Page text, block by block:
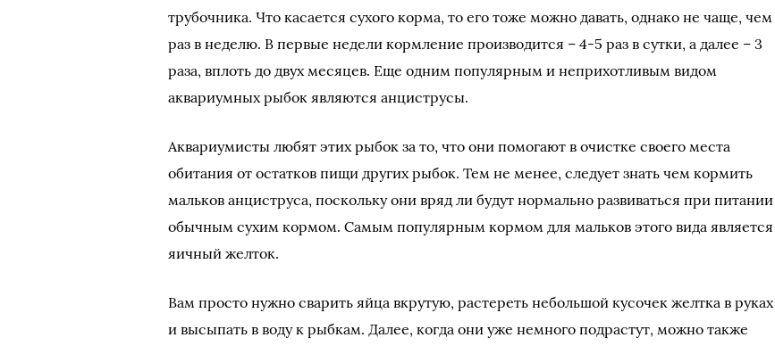
трубочника. Что касается сухого корма, то его тоже можно давать, однако не чаще, чем
раз в неделю. В первые недели кормление производится – 4-5 раз в сутки, а далее – 3
раза, вплоть до двух месяцев. Еще одним популярным и неприхотливым видом
аквариумных рыбок являются анциструсы.
Аквариумисты любят этих рыбок за то, что они помогают в очистке своего места
обитания от остатков пищи других рыбок. Тем не менее, следует знать чем кормить
мальков анциструса, поскольку они вряд ли будут нормально развиваться при питании
обычным сухим кормом. Самым популярным кормом для мальков этого вида является
яичный желток.
Вам просто нужно сварить яйца вкрутую, растереть небольшой кусочек желтка в руках
и высыпать в воду к рыбкам. Далее, когда они уже немного подрастут, можно также